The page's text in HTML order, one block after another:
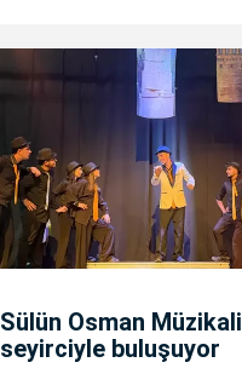
Sülün Osman Müzikali
seyirciyle buluşuyor